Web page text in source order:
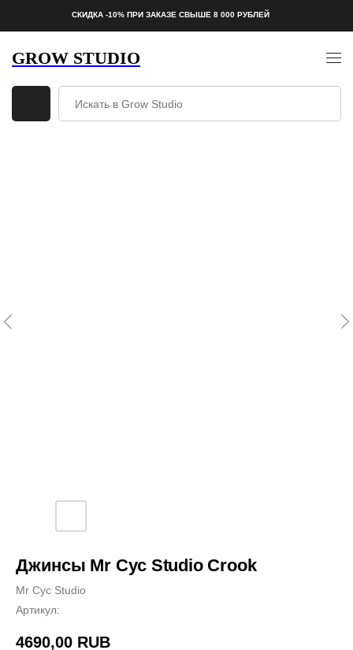
СКИДКА -10% ПРИ ЗАКАЗЕ СВЫШЕ 8 000 РУБЛЕЙ
GROW STUDIO
Джинсы Mr Cyc Studio Crook
Mr Cyc Studio
Артикул:
4690,00 RUB